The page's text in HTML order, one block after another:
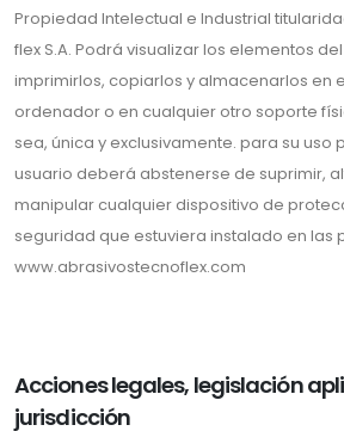
Propiedad Intelectual e Industrial
flex S.A. Podrá visualizar los elementos
imprimirlos, copiarlos y almacenarlos en
ordenador o en cualquier otro soporte
sea, única y exclusivamente. para su uso
usuario deberá abstenerse de suprimir,
manipular cualquier dispositivo de
seguridad que estuviera instalado en las
www.abrasivostecnoflex.com
Acciones legales, legislación
jurisdicción